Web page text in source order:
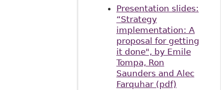
Presentation slides:
“Strategy
implementation: A
proposal for getting
it done", by Emile
Tompa, Ron
Saunders and Alec
Farquhar (pdf)